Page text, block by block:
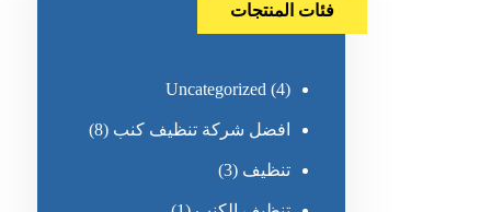
فئات المنتجات
Uncategorized (4)
افضل شركة تنظيف كنب (8)
تنظيف (3)